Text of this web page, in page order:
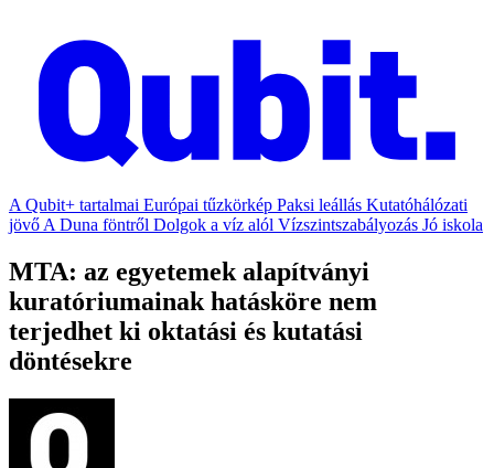
A Qubit+ tartalmai Európai tűzkörkép Paksi leállás Kutatóhálózati
jövő A Duna föntről Dolgok a víz alól Vízszintszabályozás Jó iskola
MTA: az egyetemek alapítványi
kuratóriumainak hatásköre nem
terjedhet ki oktatási és kutatási
döntésekre